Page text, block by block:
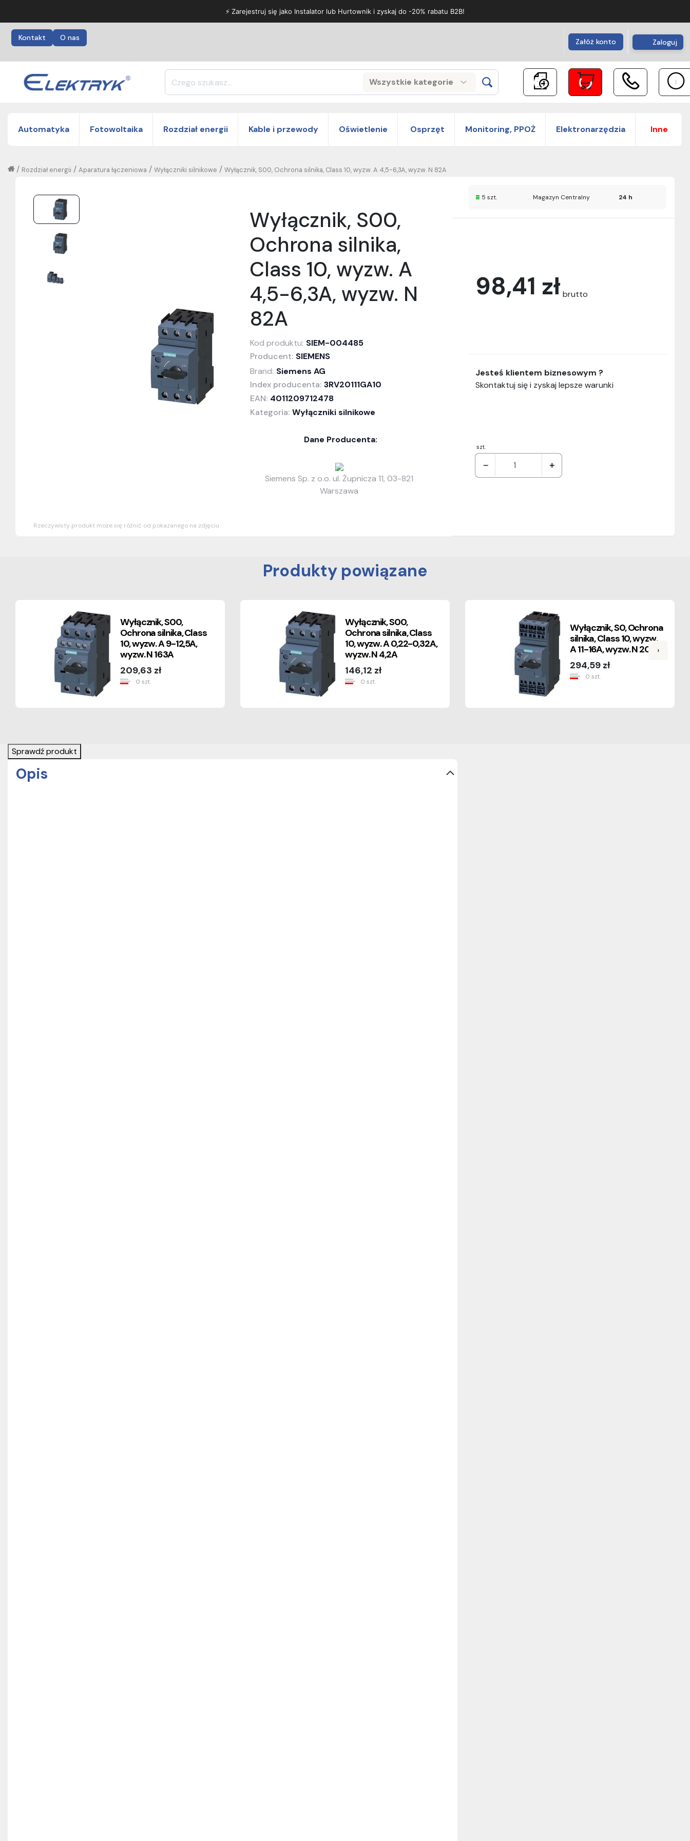
⚡ Zarejestruj się jako Instalator lub Hurtownik i zyskaj do -20% rabatu B2B!
Kontakt O nas Załóż konto Zaloguj
Wszystkie kategorie
Search
Automatyka Fotowoltaika Rozdział energii Kable i przewody Oświetlenie Osprzęt Monitoring, PPOŻ Elektronarzędzia Inne
Wyłącznik, S00, Ochrona silnika, Class 10, wyzw. A 4,5-6,3A, wyzw. N 82A
/
Wyłączniki silnikowe
/
Aparatura łączeniowa
/
Rozdział energii
/
Rzeczywisty produkt może się różnić od pokazanego na zdjęciu
Wyłącznik, S00,
Ochrona silnika,
Class 10, wyzw. A
4,5-6,3A, wyzw. N
82A
Kod produktu: SIEM-004485
Producent: SIEMENS
Brand: Siemens AG
Index producenta: 3RV20111GA10
EAN: 4011209712478
Kategoria: Wyłączniki silnikowe
Dane Producenta:
Siemens Sp. z o.o. ul. Żupnicza 11, 03-821
Warszawa
98,41 zł brutto
szt.
Jesteś klientem biznesowym ?
Skontaktuj się i zyskaj lepsze warunki
5 szt. Magazyn Centralny 24 h
Produkty powiązane
Wyłącznik, S00,
Ochrona silnika, Class
10, wyzw. A 9-12,5A,
wyzw. N 163A
0 szt.
209,63 zł
Wyłącznik, S00,
Ochrona silnika, Class
10, wyzw. A 0,22-0,32A,
wyzw. N 4,2A
0 szt.
146,12 zł
Wyłącznik, S0, Ochrona
silnika, Class 10, wyzw.
A 11-16A, wyzw. N 208A
0 szt.
294,59 zł
›
Sprawdź produkt
Opis